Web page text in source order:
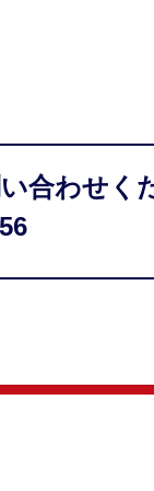
合わせく